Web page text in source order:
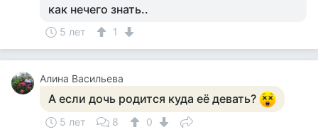
как нечего знать..
5 лет 1
Алина Васильева
А если дочь родится куда её девать?
5 лет 8
0